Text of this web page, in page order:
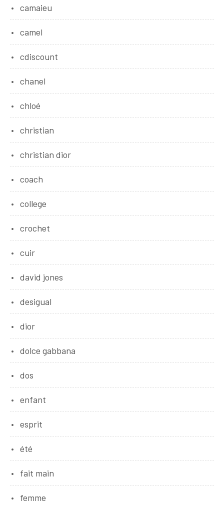
camaieu
camel
cdiscount
chanel
chloé
christian
christian dior
coach
college
crochet
cuir
david jones
desigual
dior
dolce gabbana
dos
enfant
esprit
été
fait main
femme